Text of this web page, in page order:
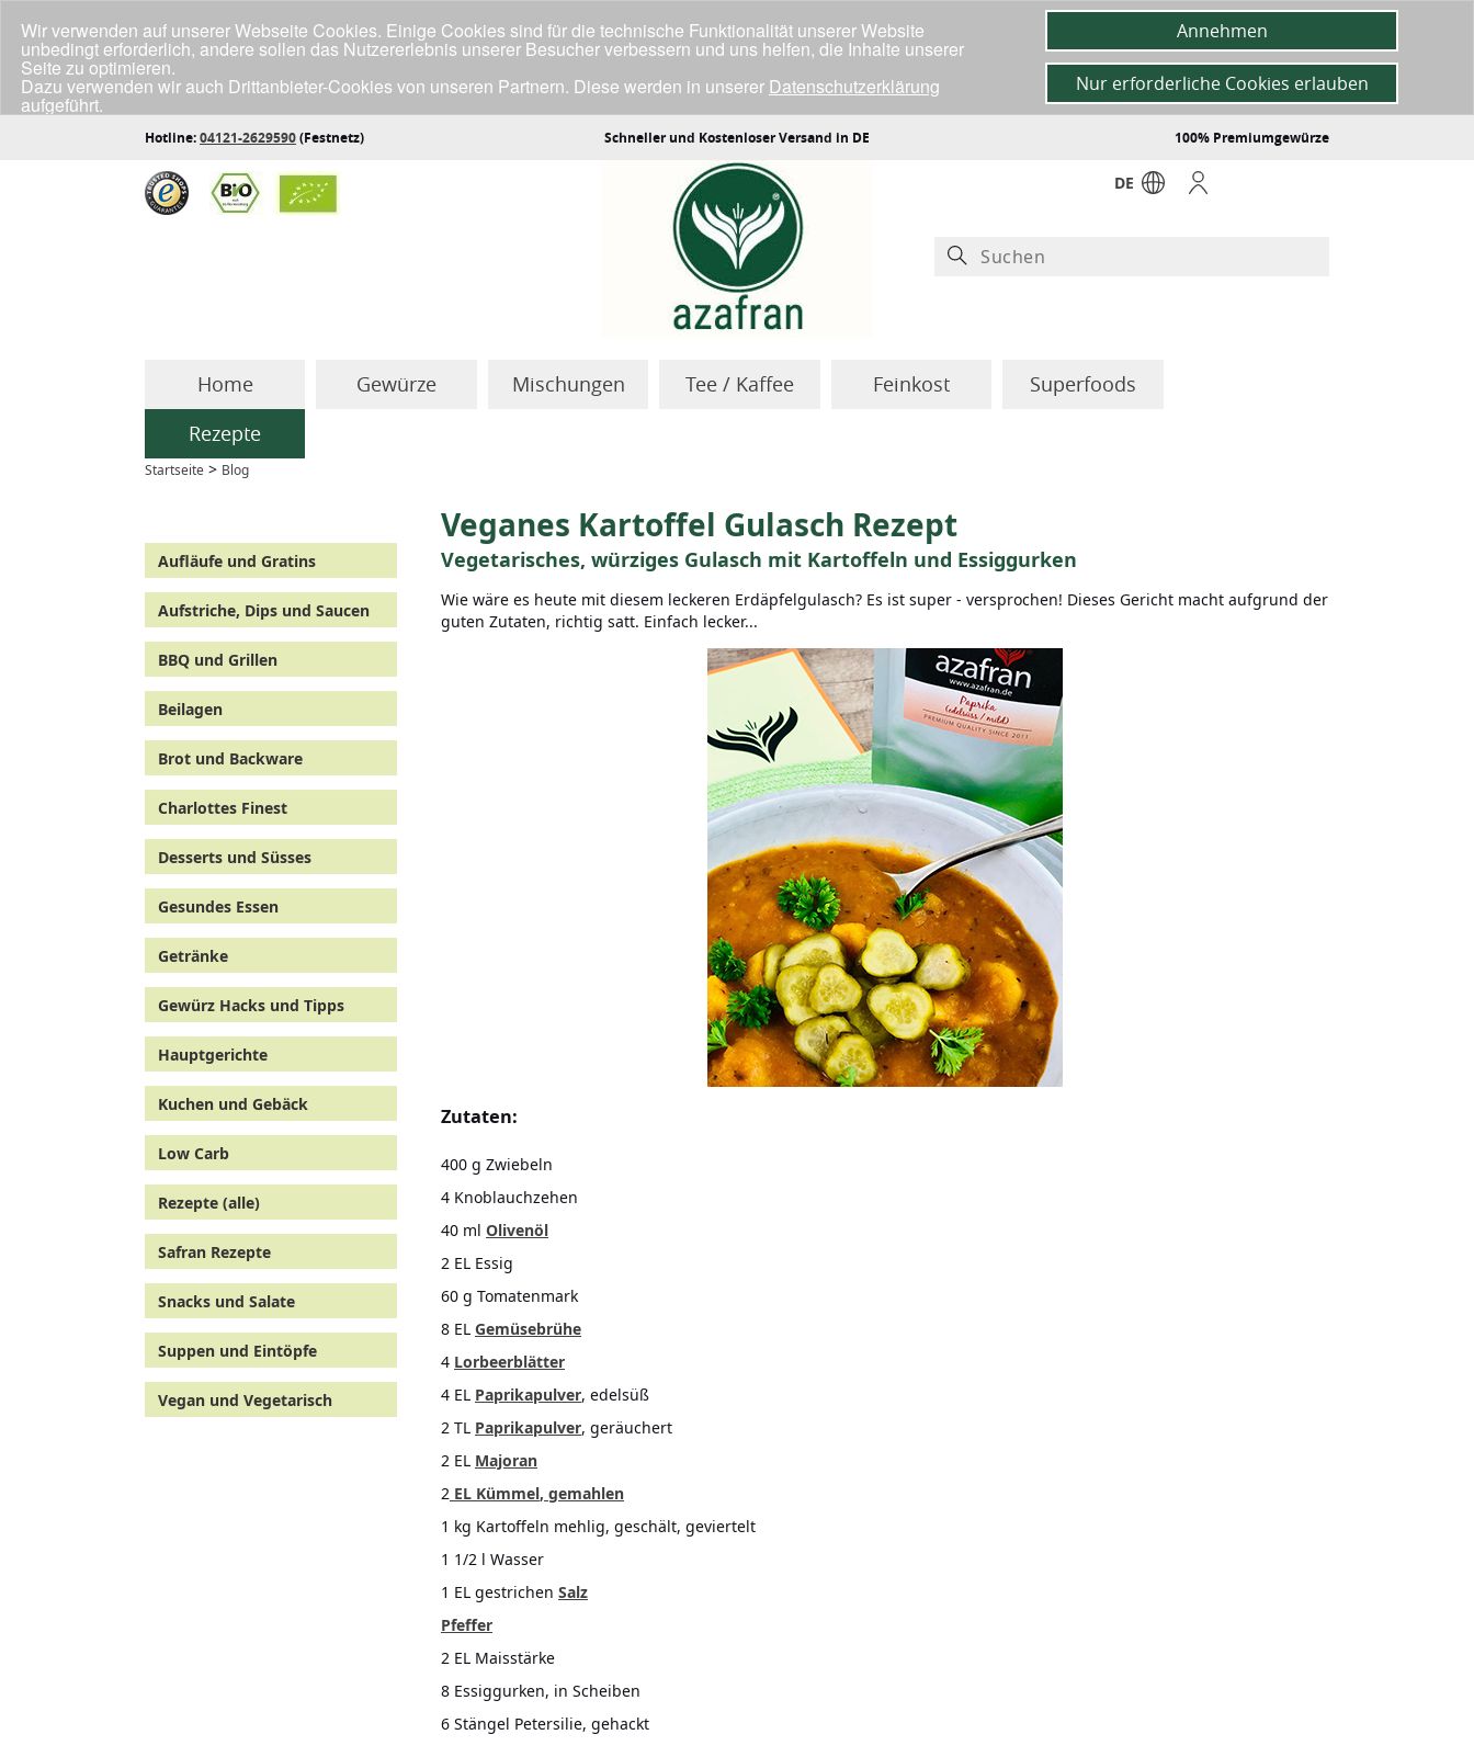
Hotline:04121-2629590(Festnetz) Schneller und Kostenloser Versand in DE 100% Premiumgewürze
DE
Home Gewürze Mischungen Tee / Kaffee Feinkost
Superfoods
Rezepte
Startseite > Blog
Aufläufe und Gratins
Aufstriche, Dips und Saucen
BBQ und Grillen
Beilagen
Brot und Backware
Charlottes Finest
Desserts und Süsses
Gesundes Essen
Getränke
Gewürz Hacks und Tipps
Hauptgerichte
Kuchen und Gebäck
Low Carb
Rezepte (alle)
Safran Rezepte
Snacks und Salate
Suppen und Eintöpfe
Vegan und Vegetarisch
Veganes Kartoffel Gulasch Rezept
Vegetarisches, würziges Gulasch mit Kartoffeln und Essiggurken
Wie wäre es heute mit diesem leckeren Erdäpfelgulasch? Es ist super - versprochen! Dieses Gericht macht aufgrund der
guten Zutaten, richtig satt. Einfach lecker...
Zutaten:
400 g Zwiebeln
4 Knoblauchzehen
40 ml Olivenöl
2 EL Essig
60 g Tomatenmark
8 EL Gemüsebrühe
4 Lorbeerblätter
4 EL Paprikapulver, edelsüß
2 TL Paprikapulver, geräuchert
2 EL Majoran
2 EL Kümmel, gemahlen
1 kg Kartoffeln mehlig, geschält, geviertelt
1 1/2 l Wasser
1 EL gestrichen Salz
Pfeffer
2 EL Maisstärke
8 Essiggurken, in Scheiben
6 Stängel Petersilie, gehackt
Wir verwenden auf unserer Webseite Cookies. Einige Cookies sind für die technische Funktionalität unserer Website
unbedingt erforderlich, andere sollen das Nutzererlebnis unserer Besucher verbessern und uns helfen, die Inhalte unserer
Seite zu optimieren.
Dazu verwenden wir auch Drittanbieter-Cookies von unseren Partnern. Diese werden in unserer Datenschutzerklärung
aufgeführt.
Klicke unten auf "Annehmen", wenn du mit der Verwendung aller Cookies einverstanden bist.
Annehmen
Nur erforderliche Cookies erlauben